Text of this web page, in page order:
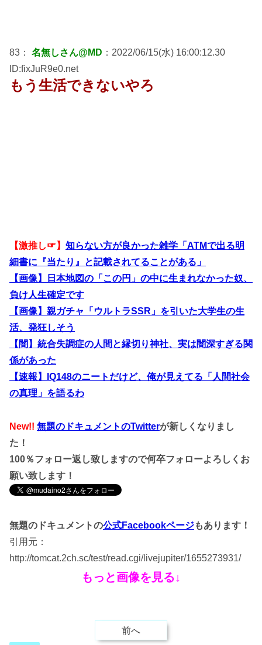
83： 名無しさん@MD ：2022/06/15(水) 16:00:12.30
ID:fixJuR9e0.net
もう生活できないやろ
【激推し☞】 知らない方が良かった雑学「ATMで出る明
細書に『当たり』と記載されてることがある」
【画像】日本地図の「この円」の中に生まれなかった奴、
負け人生確定です
【画像】親ガチャ「ウルトラSSR」を引いた大学生の生
活、発狂しそう
【闇】統合失調症の人間と縁切り神社、実は闇深すぎる関
係があった
【速報】IQ148のニートだけど、俺が見えてる「人間社会
の真理」を語るわ
New!! 無題のドキュメントのTwitterが新しくなりまし
た！
100％フォロー返し致しますので何卒フォローよろしくお
願い致します！
無題のドキュメントの公式Facebookページもあります！
引用元：
http://tomcat.2ch.sc/test/read.cgi/livejupiter/1655273931/
もっと画像を見る↓
前へ